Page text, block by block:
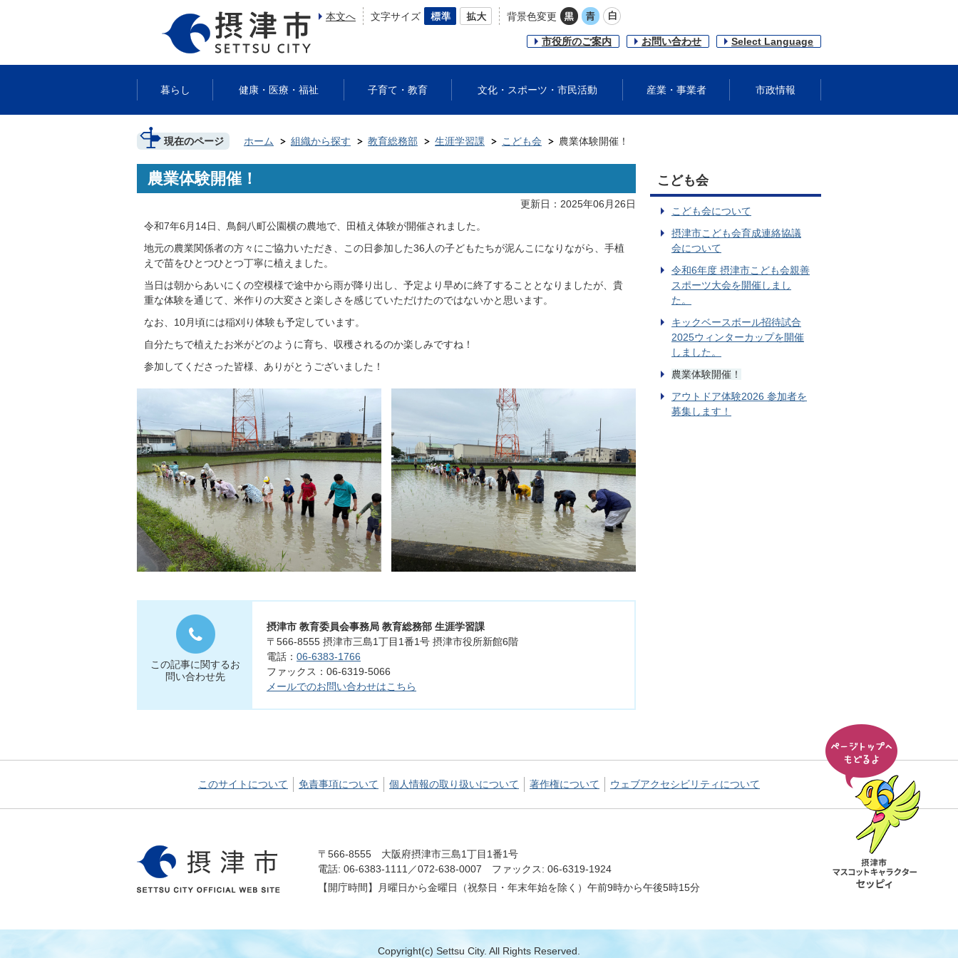
本文へ 文字サイズ 背景色変更
市役所のご案内 お問い合わせ Select Language
暮らし 健康・医療・福祉 子育て・教育 文化・スポーツ・市民活動 産業・事業者 市政情報
現在のページ ホーム 組織から探す 教育総務部 生涯学習課 こども会 農業体験開催！
農業体験開催！
更新日：2025年06月26日
令和7年6月14日、鳥飼八町公園横の農地で、田植え体験が開催されました。
地元の農業関係者の方々にご協力いただき、この日参加した36人の子どもたちが泥んこになりながら、手植
えで苗をひとつひとつ丁寧に植えました。
当日は朝からあいにくの空模様で途中から雨が降り出し、予定より早めに終了することとなりましたが、貴
重な体験を通じて、米作りの大変さと楽しさを感じていただけたのではないかと思います。
なお、10月頃には稲刈り体験も予定しています。
自分たちで植えたお米がどのように育ち、収穫されるのか楽しみですね！
参加してくださった皆様、ありがとうございました！
この記事に関するお
問い合わせ先
摂津市 教育委員会事務局 教育総務部 生涯学習課
〒566-8555 摂津市三島1丁目1番1号 摂津市役所新館6階
電話： 06-6383-1766
ファックス：06-6319-5066
メールでのお問い合わせはこちら
こども会
こども会について
摂津市こども会育成連絡協議
会について
令和6年度 摂津市こども会親善
スポーツ大会を開催しまし
た。
キックベースボール招待試合
2025ウィンターカップを開催
しました。
農業体験開催！
アウトドア体験2026 参加者を
募集します！
このサイトについて 免責事項について 個人情報の取り扱いについて 著作権について ウェブアクセシビリティについて
〒566-8555 大阪府摂津市三島1丁目1番1号
電話: 06-6383-1111／072-638-0007 ファックス: 06-6319-1924
【開庁時間】月曜日から金曜日（祝祭日・年末年始を除く）午前9時から午後5時15分
Copyright(c) Settsu City. All Rights Reserved.